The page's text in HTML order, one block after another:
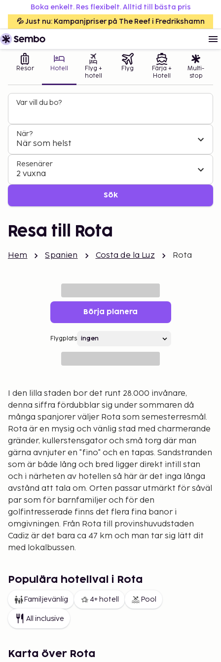
Boka enkelt. Res flexibelt. Alltid till bästa pris
💦 Just nu: Kampanjpriser på The Reef i Fredrikshamn
Resor Hotell
Flyg +
hotell
Flyg
Färja +
Hotell
Multi-
stop
Var vill du bo?
När?
När som helst
Resenärer
2 vuxna
Sök
Resa till Rota
Hem Spanien Costa de la Luz Rota
Börja planera
Flygplats
I den lilla staden bor det runt 28.000 invånare,
denna siffra fördubblar sig under sommaren då
många spanjorer väljer Rota som semesterresmål.
Rota är en mysig och vänlig stad med charmerande
gränder, kullerstensgator och små torg där man
gärna avnjuter en "fino" och en tapas. Sandstranden
som är både lång och bred ligger direkt intill stan
och i närheten av hotellen så här är det inga långa
avstånd att tala om. Orten passar utmärkt för såväl
par som för barnfamiljer och för den
golfintresserade finns det flera fina banor i
omgivningen. Från Rota till provinshuvudstaden
Cadiz är det bara ca 47 km och man tar sig lätt dit
med lokalbussen.
Populära hotellval i Rota
Familjevänlig 4+ hotell Pool
All inclusive
Karta över Rota